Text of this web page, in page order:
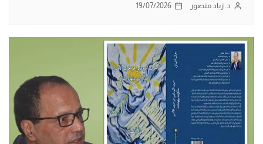
د. زياد منصور 19/07/2026